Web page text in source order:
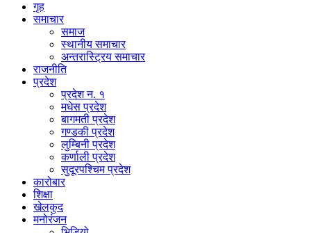
गृह
समाचार
समाज
स्थानीय समाचार
अन्तरास्ट्रिय समाचार
राजनीति
प्रदेश
प्रदेश न. १
मधेस प्रदेश
बागमती प्रदेश
गण्डकी प्रदेश
लुम्बिनी प्रदेश
कर्णाली प्रदेश
सुदूरपश्चिम प्रदेश
कारोबार
शिक्षा
खेलकुद
मनोरंजन